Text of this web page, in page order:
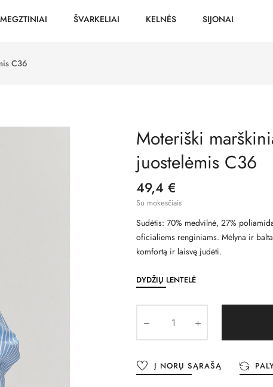
MEGZTINIAI ŠVARKELIAI KELNĖS SIJONAI
C36
Moteriški
juostelėmis C36
49,4 €
Su mokesčiais
Sudėtis: 70% medvilnė, 27%
oficialiems renginiams. Mėlyna ir
komfortą ir laisvę judėti.
DYDŽIŲ LENTELĖ
Į NORŲ SĄRAŠĄ